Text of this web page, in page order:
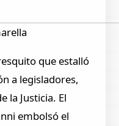
que estalló
a legisladores,
la Justicia. El
embolsó el